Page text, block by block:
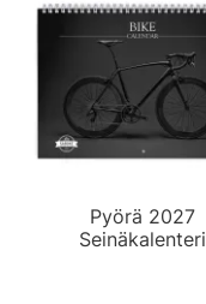
Pyörä 2027
Seinäkalenteri